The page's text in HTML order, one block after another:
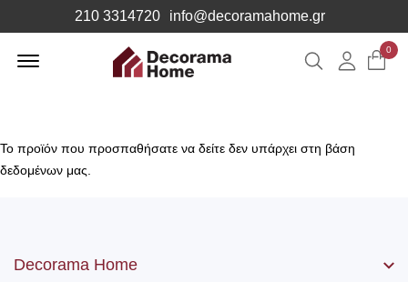
210 3314720 info@decoramahome.gr
Αναζήτηση
0
Το προϊόν που προσπαθήσατε να δείτε δεν υπάρχει στη βάση
δεδομένων μας.
Decorama Home